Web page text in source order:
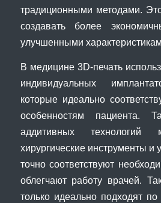
традиционными методами.
создавать более
улучшенными
В медицине 3D-печать
индивидуальных
которые идеально
особенностям пациента.
аддитивных технологий
хирургические инструменты и
точно соответствуют
облегчают работу врачей.
только идеально подходят